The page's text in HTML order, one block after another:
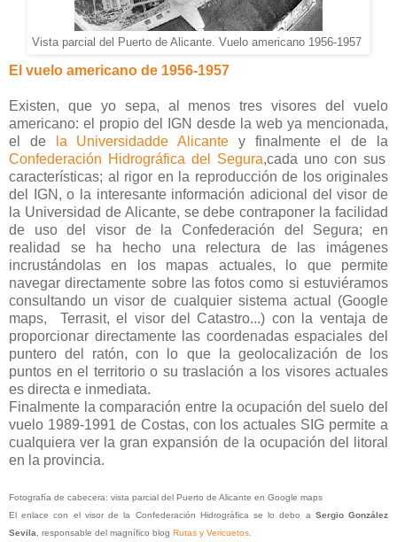
Vista parcial del Puerto de Alicante. Vuelo americano 1956-1957
El vuelo americano de 1956-1957
Existen, que yo sepa, al menos tres visores del vuelo
americano: el propio del IGN desde la web ya mencionada,
el dela Universidadde Alicante
y finalmente el de la
Confederación Hidrográfica del Segura,cada uno con sus
características; al rigor en la reproducción de los originales
del IGN, o la interesante información adicional del visor de
la Universidad de Alicante, se debe contraponer la facilidad
de uso del visor de la Confederación del Segura; en
realidad se ha hecho una relectura de las imágenes
incrustándolas en los mapas actuales, lo que permite
navegar directamente sobre las fotos como si estuviéramos
consultando un visor de cualquier sistema actual (Google
maps, Terrasit, el visor del Catastro...) con la ventaja de
proporcionar directamente las coordenadas espaciales del
puntero del ratón, con lo que la geolocalización de los
puntos en el territorio o su traslación a los visores actuales
es directa e inmediata.
Finalmente la comparación entre la ocupación del suelo del
vuelo 1989-1991 de Costas, con los actuales SIG permite a
cualquiera ver la gran expansión de la ocupación del litoral
en la provincia.
Fotografía de cabecera: vista parcial del Puerto de Alicante en Google maps
El enlace con el visor de la Confederación Hidrográfica se lo debo a Sergio González
Sevila , responsable del magnífico blog Rutas y Vericuetos.